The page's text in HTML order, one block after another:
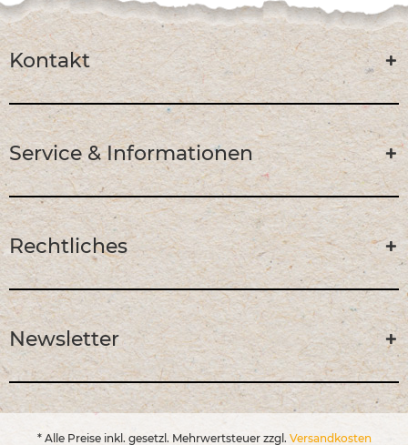
Kontakt
Service & Informationen
Rechtliches
Newsletter
* Alle Preise inkl. gesetzl. Mehrwertsteuer zzgl. Versandkosten